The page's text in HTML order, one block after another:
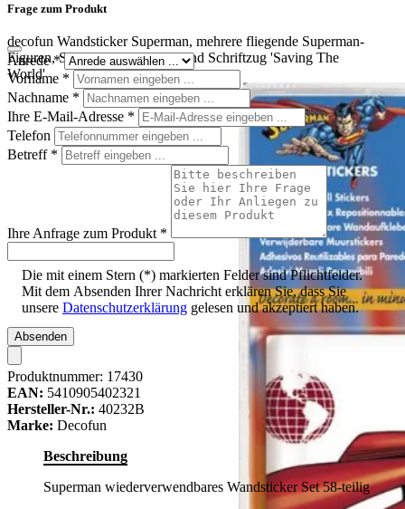
decofun Wandsticker Superman, mehrere fliegende Superman-
Figuren, Schild-Logos, Sterne und Schriftzug 'Saving The
World'
Frage zum Produkt
Anrede*
Vorname *
Nachname *
Ihre E-Mail-Adresse *
Telefon
Betreff *
Ihre Anfrage zum Produkt *
Die mit einem Stern (*) markierten Felder sind Pflichtfelder.
Mit dem Absenden Ihrer Nachricht erklären Sie, dass Sie
unsere Datenschutzerklärung gelesen und akzeptiert haben.
Absenden
Produktnummer: 17430
EAN: 5410905402321
Hersteller-Nr.: 40232B
Marke: Decofun
Beschreibung
Superman wiederverwendbares Wandsticker Set 58-teilig